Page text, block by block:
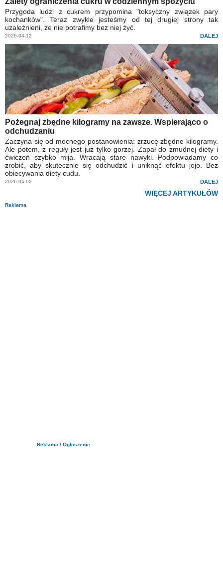
Przygoda ludzi z cukrem przypomina "toksyczny związek pary
kochanków". Teraz zwykle jesteśmy od tej drugiej strony tak
uzależnieni, że nie potrafimy bez niej żyć.
2026-04-12 DALEJ
Pożegnaj zbędne kilogramy na zawsze. Wspierająco o
odchudzaniu
Zaczyna się od mocnego postanowienia: zrzucę zbędne kilogramy.
Ale potem, z reguły jest już tylko gorzej. Zapał do żmudnej diety i
ćwiczeń szybko mija. Wracają stare nawyki. Podpowiadamy co
zrobić, aby skutecznie się odchudzić i uniknąć efektu jojo. Bez
obiecywania diety cudu.
2026-04-02 DALEJ
WIĘCEJ ARTYKUŁÓW
Reklama
Reklama / Ogłoszenie